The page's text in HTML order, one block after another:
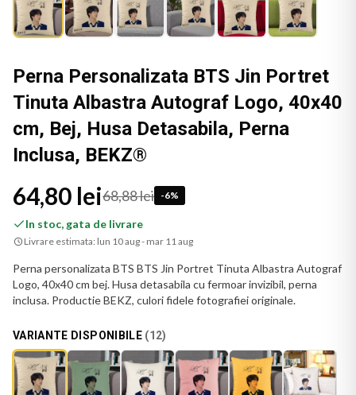
Perna Personalizata BTS Jin Portret
Tinuta Albastra Autograf Logo, 40x40
cm, Bej, Husa Detasabila, Perna
Inclusa, BEKZ®
64,80 lei68,88 lei -6%
In stoc, gata de livrare
Livrare estimata: lun 10 aug - mar 11 aug
Perna personalizata BTS BTS Jin Portret Tinuta Albastra Autograf
Logo, 40x40 cm bej. Husa detasabila cu fermoar invizibil, perna
inclusa. Productie BEKZ, culori fidele fotografiei originale.
VARIANTE DISPONIBILE (12)